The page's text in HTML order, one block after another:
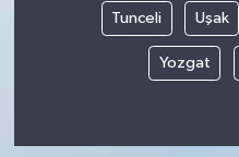
Tunceli Uşak
Yozgat